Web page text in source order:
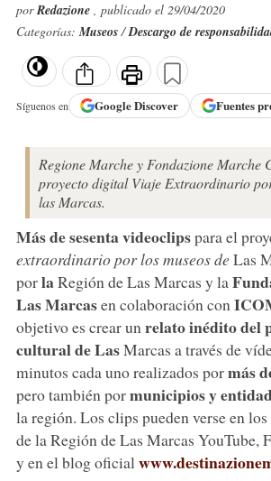
porRedazione , publicado el 29/04/2020
Categorías:Museos/Descargo de
Síguenos en GoogleDiscover Fuentes
Regione Marche y Fondazione Marche
proyecto digital Viaje Extraordinario
las Marcas.
Más de sesenta videoclipspara el
extraordinario por los museos deLas
porlaRegión de Las Marcas y la
Las Marcasen colaboración con
objetivo es crear un relato inéditodel
cultural de LasMarcas a través de
minutos cada uno realizados pormás
pero también pormunicipios y
la región. Los clips pueden verse en los
de la Región de Las Marcas YouTube,
y en el blog oficial